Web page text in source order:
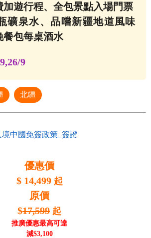
加遊行程、全包景點入場門票
礦泉水、品嚐新疆地道風味
餐包每桌酒水
9
北疆
中國免簽政策_簽證
優惠價
$ 14,499 起
原價
$17,599 起
推廣優惠最高可達
減$3,100